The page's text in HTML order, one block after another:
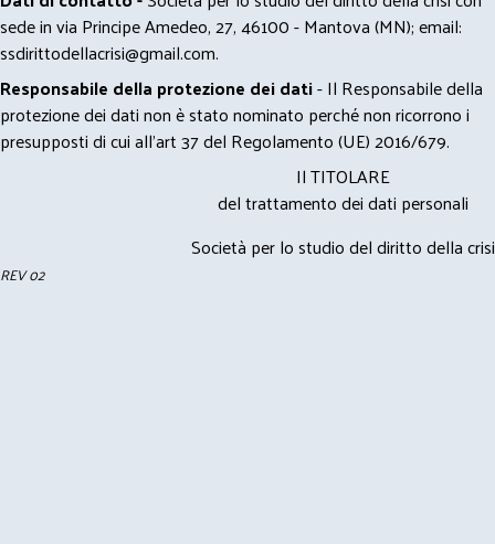
sede in via Principe Amedeo, 27, 46100 - Mantova (MN); email:
ssdirittodellacrisi@gmail.com.
Responsabile della protezione dei dati- Il Responsabile della
protezione dei dati non è stato nominato perché non ricorrono i
presupposti di cui all’art 37 del Regolamento (UE) 2016/679.
Il TITOLARE
del trattamento dei dati personali
Società per lo studio del diritto della crisi
REV 02